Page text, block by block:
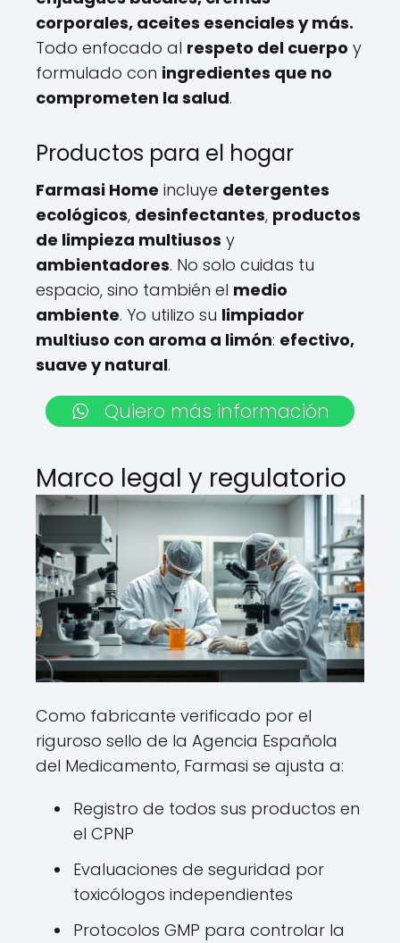
corporales, aceites esenciales y más.
Todo enfocado al respeto del cuerpo y
formulado con ingredientes que no
comprometen la salud.
Productos para el hogar
Farmasi Home incluye detergentes
ecológicos, desinfectantes, productos
de limpieza multiusos y
ambientadores. No solo cuidas tu
espacio, sino también el medio
ambiente. Yo utilizo su limpiador
multiuso con aroma a limón: efectivo,
suave y natural.
Quiero más información
Marco legal y regulatorio
Como fabricante verificado por el
riguroso sello de la Agencia Española
del Medicamento, Farmasi se ajusta a:
Registro de todos sus productos en
el CPNP
Evaluaciones de seguridad por
toxicólogos independientes
Protocolos GMP para controlar la